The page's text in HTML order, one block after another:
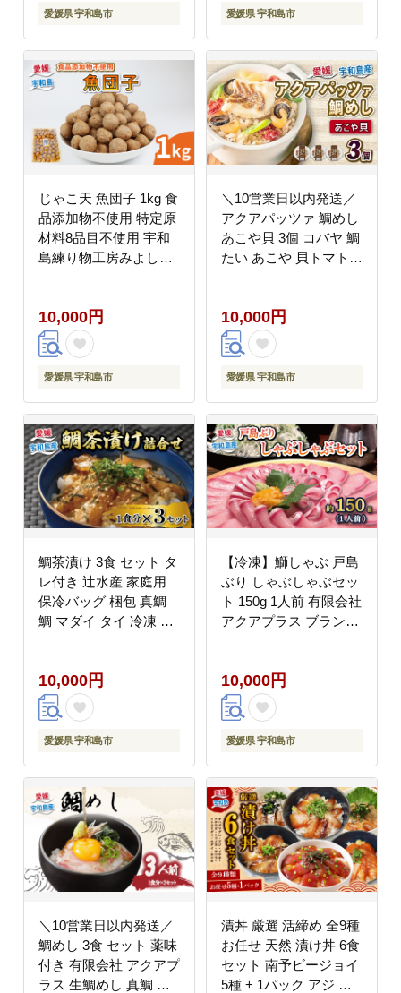
ジ 水産 冷凍 国産 愛媛
愛媛県 宇和島市
酒 おつまみ 加工品 特
013006
愛媛県 宇和島市
じゃこ天 魚団子 1kg 食
品添加物不使用 特定原
材料8品目不使用 宇和
島練り物工房みよし
10,000円
愛媛県 宇和島市
＼10営業日以内発送／
アクアパッツァ 鯛めし
あこや貝 3個 コバヤ 鯛
たい あこや 貝トマト
レンチン解凍 加工品 冷
凍 愛媛 宇和島 D010-
059006
10,000円
愛媛県 宇和島市
鯛茶漬け 3食 セット タ
レ付き 辻水産 家庭用
保冷バッグ 梱包 真鯛
鯛 マダイ タイ 冷凍 真
切り身 刺身 お刺身 お
刺し身 刺し身 海鮮丼
海鮮 海の幸 時短 簡単
お手軽 人気 惣菜 魚介
送 国産 愛媛 宇和島
D010-062008
10,000円
愛媛県 宇和島市
【冷凍】鰤しゃぶ 戸島
ぶり しゃぶしゃぶセッ
ト 150g 1人前 有限会社
アクアプラス ブランド
鮮鍋 ブリしゃぶ お手軽
真空パック セット 小分
け 便利 鍋 鰤 鰤しゃぶ
スライス 海鮮 加工品
D010-090006
10,000円
愛媛県 宇和島市
＼10営業日以内発送／
鯛めし 3食 セット 薬味
付き 有限会社 アクアプ
ラス 生鯛めし 真鯛 鯛
漬丼 厳選 活締め 全9種
お任せ 天然 漬け丼 6食
セット 南予ビージョイ
5種 + 1パック アジ キ